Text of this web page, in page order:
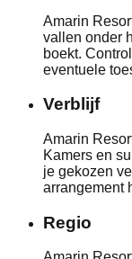
Amarin
vallen onder
boekt.
eventuele
Verblijf
Amarin
Kamers en
je gekozen
arrangement
Regio